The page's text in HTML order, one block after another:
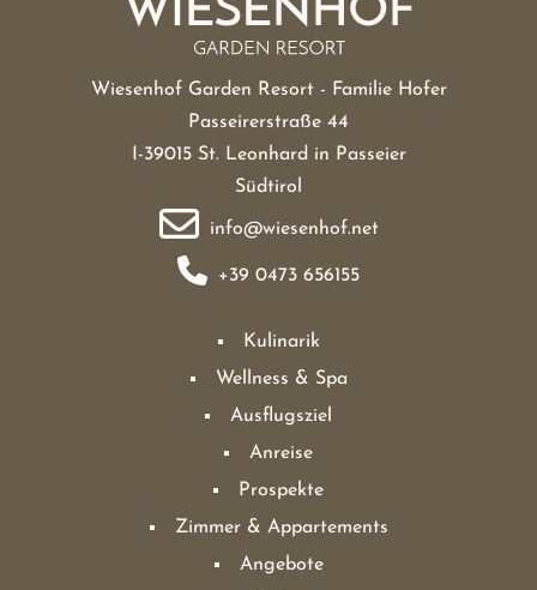
Wiesenhof Garden Resort - Familie Hofer
Passeirerstraße 44
I-39015 St. Leonhard in Passeier
Südtirol
info@wiesenhof.net
+39 0473 656155
Kulinarik
Wellness & Spa
Ausflugsziel
Anreise
Prospekte
Zimmer & Appartements
Angebote